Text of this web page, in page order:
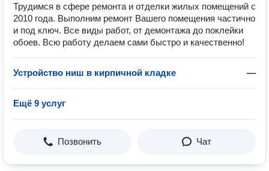
Трудимся в сфере ремонта и отделки жилых помещений с
2010 года. Выполним ремонт Вашего помещения частично
и под ключ. Все виды работ, от демонтажа до поклейки
обоев. Всю работу делаем сами быстро и качественно!
Устройство ниш в кирпичной кладке —
Ещё 9 услуг
Позвонить Чат